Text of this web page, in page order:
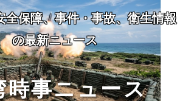
全保障、事件・事故、衛生情報
の最新ニュース
時事ニュース